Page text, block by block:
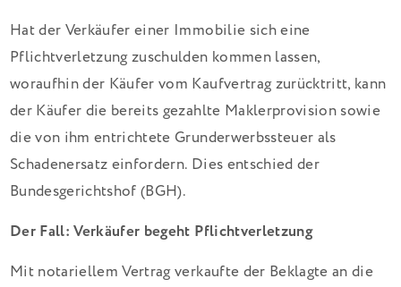
Hat der Verkäufer einer Immobilie sich eine
Pflichtverletzung zuschulden kommen lassen,
woraufhin der Käufer vom Kaufvertrag zurücktritt, kann
der Käufer die bereits gezahlte Maklerprovision sowie
die von ihm entrichtete Grunderwerbssteuer als
Schadenersatz einfordern. Dies entschied der
Bundesgerichtshof (BGH).
Der Fall: Verkäufer begeht Pflichtverletzung
Mit notariellem Vertrag verkaufte der Beklagte an die